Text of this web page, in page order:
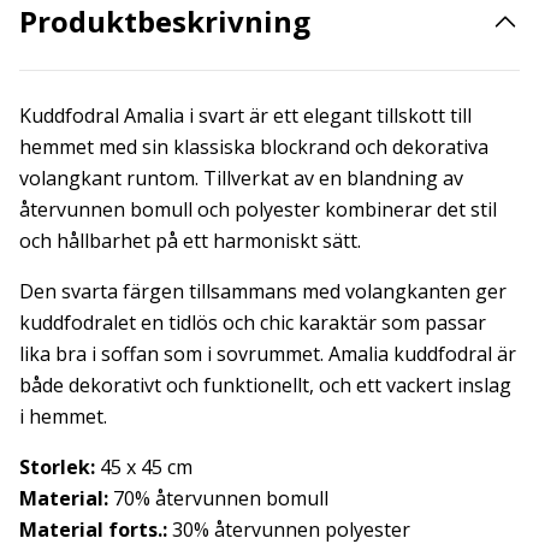
Produktbeskrivning
Kuddfodral Amalia i svart är ett elegant tillskott till
hemmet med sin klassiska blockrand och dekorativa
volangkant runtom. Tillverkat av en blandning av
återvunnen bomull och polyester kombinerar det stil
och hållbarhet på ett harmoniskt sätt.
Den svarta färgen tillsammans med volangkanten ger
kuddfodralet en tidlös och chic karaktär som passar
lika bra i soffan som i sovrummet. Amalia kuddfodral är
både dekorativt och funktionellt, och ett vackert inslag
i hemmet.
Storlek: 45 x 45 cm
Material: 70% återvunnen bomull
Material forts.:30% återvunnen polyester